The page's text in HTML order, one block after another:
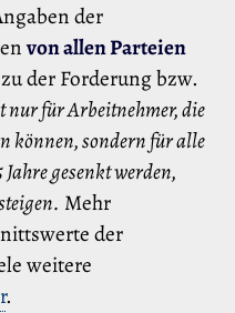
der
von allen Parteien
der Forderung bzw.
nur für Arbeitnehmer, die
können, sondern für alle
gesenkt werden,
Mehr
der
weitere
.